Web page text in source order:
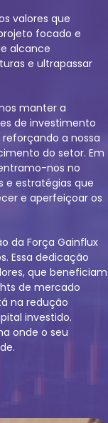
valores que
focado e
alcance
e ultrapassar
manter a
de investimento
a nossa
do setor. Em
nos no
e estratégias que
e aperfeiçoar os
da Força Gainflux
Essa dedicação
que beneficiam
de mercado
na redução
investido.
onde o seu